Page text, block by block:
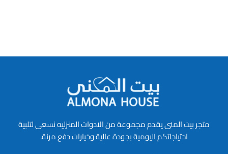
متجر بيت المنى يقدم مجموعة من الادوات المنزليه نسعى لتلبية
احتياجاتكم اليومية بجودة عالية وخيارات دفع مرنة.